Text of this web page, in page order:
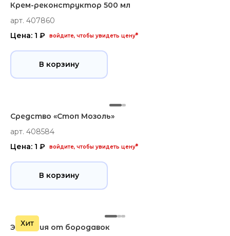
Крем-реконструктор 500 мл
арт. 407860
Цена: 1 ₽
войдите, чтобы увидеть цену*
В корзину
Средство «Стоп Мозоль»
арт. 408584
Цена: 1 ₽
войдите, чтобы увидеть цену*
В корзину
Хит
Эмульсия от бородавок